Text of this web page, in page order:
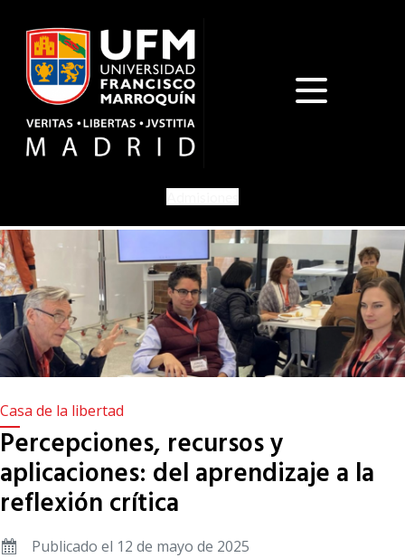
Casa de la libertad
Percepciones, recursos y
aplicaciones: del aprendizaje a la
reflexión crítica
Publicado el 12 de mayo de 2025